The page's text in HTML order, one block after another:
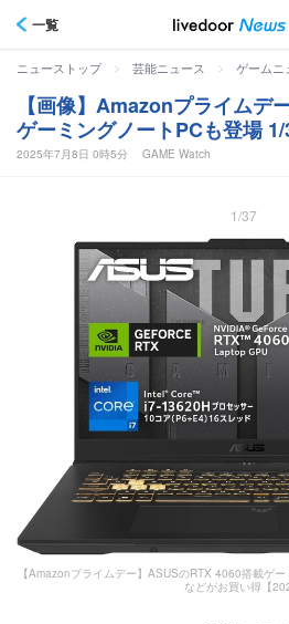
一覧
ニューストップ > 芸能ニュース > ゲームニ
【画像】Amazonプライムデ
ゲーミングノートPCも登場
2025年7月8日 0時5分 GAME Watch
1/37
【Amazonプライムデー】ASUSのRTX 4060搭載ゲ
などがお買い得【